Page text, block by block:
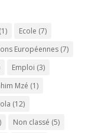
(1) Ecole (7)
Européennes(7)
Emploi (3)
Mzé (1)
(12)
Non classé (5)